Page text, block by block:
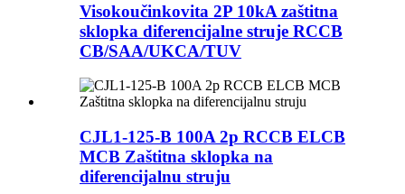
Visokoučinkovita 2P 10kA zaštitna
sklopka diferencijalne struje RCCB
CB/SAA/UKCA/TUV
CJL1-125-B 100A 2p RCCB ELCB
MCB Zaštitna sklopka na
diferencijalnu struju